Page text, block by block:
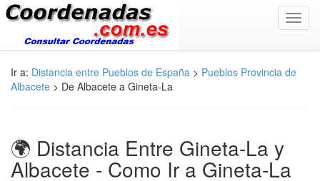
Ir a: Distancia entre Pueblos de España > Pueblos Provincia de
Albacete > De Albacete a Gineta-La
🌍 Distancia Entre Gineta-La y
Albacete - Como Ir a Gineta-La